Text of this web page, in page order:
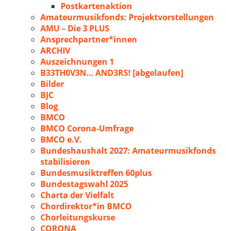
Postkartenaktion
Amateurmusikfonds: Projektvorstellungen
AMU – Die 3 PLUS
Ansprechpartner*innen
ARCHIV
Auszeichnungen 1
B33TH0V3N… AND3RS! [abgelaufen]
Bilder
BJC
Blog
BMCO
BMCO Corona-Umfrage
BMCO e.V.
Bundeshaushalt 2027: Amateurmusikfonds
stabilisieren
Bundesmusiktreffen 60plus
Bundestagswahl 2025
Charta der Vielfalt
Chordirektor*in BMCO
Chorleitungskurse
CORONA